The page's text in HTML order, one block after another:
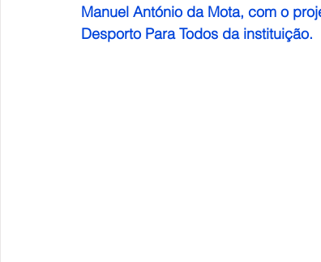
Manuel António da Mota, com o
Desporto Para Todos da instituição.